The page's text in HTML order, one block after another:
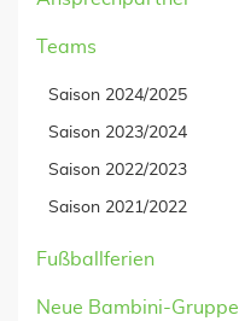
Teams
Saison 2024/2025
Saison 2023/2024
Saison 2022/2023
Saison 2021/2022
Fußballferien
Neue Bambini-Gruppe